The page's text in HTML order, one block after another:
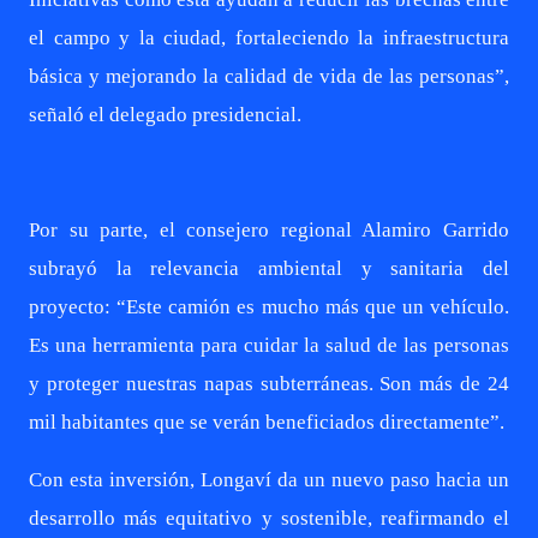
el campo y la ciudad, fortaleciendo la infraestructura
básica y mejorando la calidad de vida de las personas”,
señaló el delegado presidencial.
Por su parte, el consejero regional Alamiro Garrido
subrayó la relevancia ambiental y sanitaria del
proyecto: “Este camión es mucho más que un vehículo.
Es una herramienta para cuidar la salud de las personas
y proteger nuestras napas subterráneas. Son más de 24
mil habitantes que se verán beneficiados directamente”.
Con esta inversión, Longaví da un nuevo paso hacia un
desarrollo más equitativo y sostenible, reafirmando el